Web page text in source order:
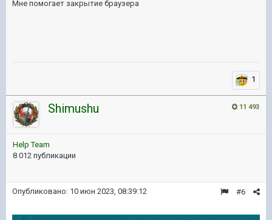
Мне помогает закрытие браузера
1
11 493
Shimushu
Help Team
8 012 публикации
#6
Опубликовано: 10 июн 2023, 08:39:12